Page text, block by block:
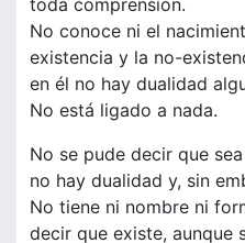
toda comprensión.
No conoce ni el
existencia y la no-
en él no hay dualidad
No está ligado a nada.
No se pude decir que
no hay dualidad y, sin
No tiene ni nombre ni
decir que existe, aunque